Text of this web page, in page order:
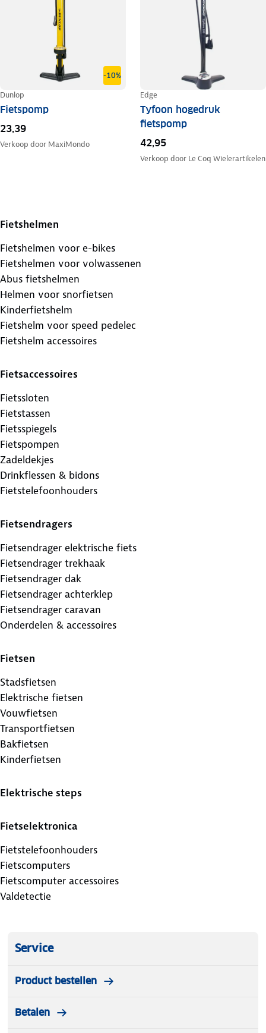
-10%
Dunlop
Fietspomp
23,39
Verkoop door MaxiMondo
Edge
Tyfoon hogedruk
fietspomp
42,95
Verkoop door Le Coq Wielerartikelen
Fietshelmen
Fietshelmen voor e-bikes
Fietshelmen voor volwassenen
Abus fietshelmen
Helmen voor snorfietsen
Kinderfietshelm
Fietshelm voor speed pedelec
Fietshelm accessoires
Fietsaccessoires
Fietssloten
Fietstassen
Fietsspiegels
Fietspompen
Zadeldekjes
Drinkflessen & bidons
Fietstelefoonhouders
Fietsendragers
Fietsendrager elektrische fiets
Fietsendrager trekhaak
Fietsendrager dak
Fietsendrager achterklep
Fietsendrager caravan
Onderdelen & accessoires
Fietsen
Stadsfietsen
Elektrische fietsen
Vouwfietsen
Transportfietsen
Bakfietsen
Kinderfietsen
Elektrische steps
Fietselektronica
Fietstelefoonhouders
Fietscomputers
Fietscomputer accessoires
Valdetectie
Service
Product bestellen
Betalen